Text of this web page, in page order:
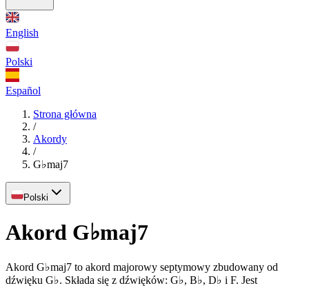
English
Polski
Español
Strona główna
/
Akordy
/
G♭maj7
Polski
Akord G♭maj7
Akord G♭maj7 to akord majorowy septymowy zbudowany od
dźwięku G♭. Składa się z dźwięków: G♭, B♭, D♭ i F. Jest